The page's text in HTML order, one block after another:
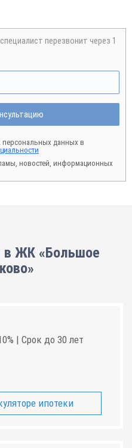
перезвонит через 1
персональных данных в
новостей, информационных
в ЖК «Большое
| Срок до 30 лет
ипотеки